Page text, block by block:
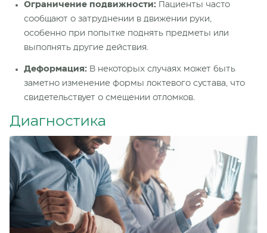
Ограничение подвижности: Пациенты часто
сообщают о затруднении в движении руки,
особенно при попытке поднять предметы или
выполнять другие действия.
Деформация: В некоторых случаях может быть
заметно изменение формы локтевого сустава, что
свидетельствует о смещении отломков.
Диагностика